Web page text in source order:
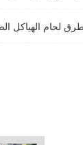
لحام الهياكل